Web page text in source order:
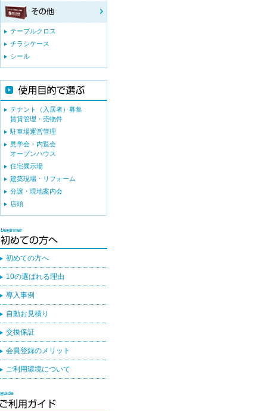
テーブルクロス
チラシケース
シール
テナント（入居者）募集
賃貸管理・売物件
駐車場運営管理
見学会・内覧会
オープンハウス
住宅展示場
建築現場・リフォーム
分譲・現地案内会
店頭
初めての方へ
10の選ばれる理由
導入事例
自動お見積り
交換保証
会員登録のメリット
ご利用環境について